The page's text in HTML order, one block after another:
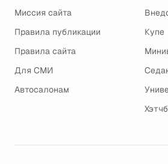
Миссия сайта
Правила публикации
Правила сайта
Для СМИ
Автосалонам
Купе